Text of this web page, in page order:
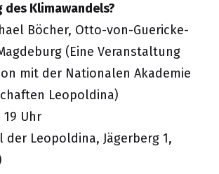
Klimawandels?
Böcher, Otto-von-Guericke-
(Eine Veranstaltung
mit der Nationalen Akademie
Leopoldina)
Uhr
der Leopoldina, Jägerberg 1,